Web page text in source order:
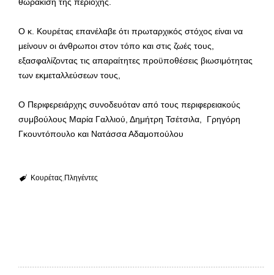
Ο κ. Κουρέτας επανέλαβε ότι πρωταρχικός στόχος είναι να
μείνουν οι άνθρωποι στον τόπο και στις ζωές τους,
εξασφαλίζοντας τις απαραίτητες προϋποθέσεις βιωσιμότητας
των εκμεταλλεύσεων τους,
Ο Περιφερειάρχης συνοδευόταν από τους περιφερειακούς
συμβούλους Μαρία Γαλλιού, Δημήτρη Τσέτσιλα, Γρηγόρη
Γκουντόπουλο και Νατάσσα Αδαμοπούλου
Κουρέτας Πληγέντες